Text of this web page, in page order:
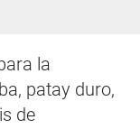
la
patay duro,
de